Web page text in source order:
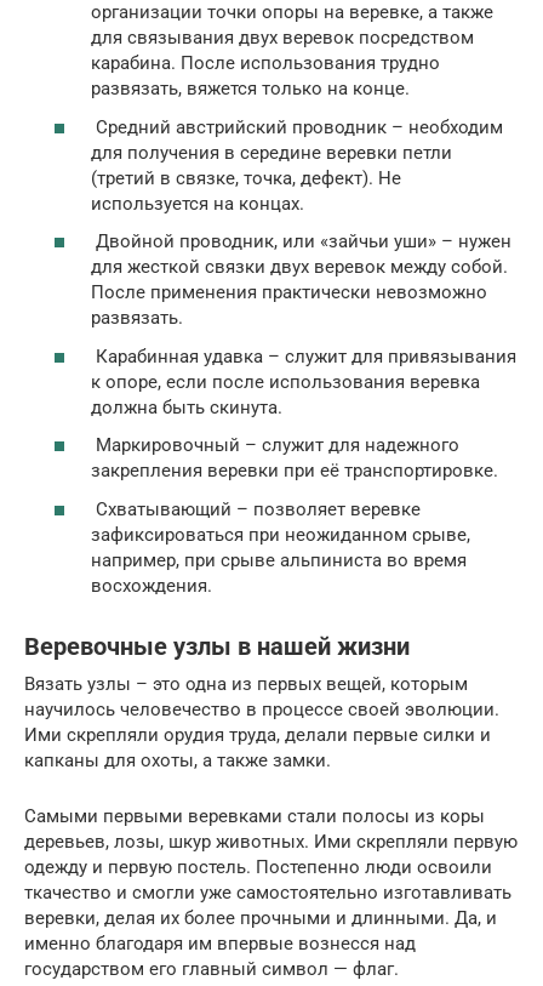
организации точки опоры на веревке, а также
для связывания двух веревок посредством
карабина. После использования трудно
развязать, вяжется только на конце.
Средний австрийский проводник – необходим
для получения в середине веревки петли
(третий в связке, точка, дефект). Не
используется на концах.
Двойной проводник, или «зайчьи уши» – нужен
для жесткой связки двух веревок между собой.
После применения практически невозможно
развязать.
Карабинная удавка – служит для привязывания
к опоре, если после использования веревка
должна быть скинута.
Маркировочный – служит для надежного
закрепления веревки при её транспортировке.
Схватывающий – позволяет веревке
зафиксироваться при неожиданном срыве,
например, при срыве альпиниста во время
восхождения.
Веревочные узлы в нашей жизни
Вязать узлы – это одна из первых вещей, которым
научилось человечество в процессе своей эволюции.
Ими скрепляли орудия труда, делали первые силки и
капканы для охоты, а также замки.
Самыми первыми веревками стали полосы из коры
деревьев, лозы, шкур животных. Ими скрепляли первую
одежду и первую постель. Постепенно люди освоили
ткачество и смогли уже самостоятельно изготавливать
веревки, делая их более прочными и длинными. Да, и
именно благодаря им впервые вознесся над
государством его главный символ — флаг.